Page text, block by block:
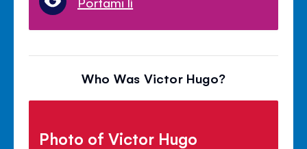
Who Was Victor Hugo?
Photo of Victor Hugo